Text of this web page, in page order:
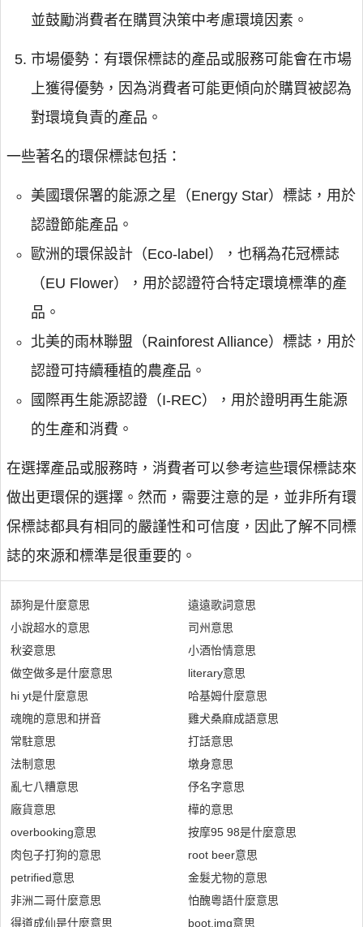
並鼓勵消費者在購買決策中考慮環境因素。
市場優勢：有環保標誌的產品或服務可能會在市場
上獲得優勢，因為消費者可能更傾向於購買被認為
對環境負責的產品。
一些著名的環保標誌包括：
美國環保署的能源之星（Energy Star）標誌，用於
認證節能產品。
歐洲的環保設計（Eco-label），也稱為花冠標誌
（EU Flower），用於認證符合特定環境標準的產
品。
北美的雨林聯盟（Rainforest Alliance）標誌，用於
認證可持續種植的農產品。
國際再生能源認證（I-REC），用於證明再生能源
的生產和消費。
在選擇產品或服務時，消費者可以參考這些環保標誌來
做出更環保的選擇。然而，需要注意的是，並非所有環
保標誌都具有相同的嚴謹性和可信度，因此了解不同標
誌的來源和標準是很重要的。
舔狗是什麼意思
小說超水的意思
秋姿意思
做空做多是什麼意思
hi yt是什麼意思
魂魄的意思和拼音
常駐意思
法制意思
亂七八糟意思
廠貨意思
overbooking意思
肉包子打狗的意思
petrified意思
非洲二哥什麼意思
得道成仙是什麼意思
遠遠歌詞意思
司州意思
小酒怡情意思
literary意思
哈基姆什麼意思
雞犬桑麻成語意思
打話意思
墩身意思
伃名字意思
樺的意思
按摩95 98是什麼意思
root beer意思
金髮尤物的意思
怕醜粵語什麼意思
boot.img意思